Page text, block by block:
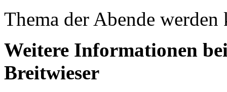
Thema der Abende
Weitere Informationen
Breitwieser